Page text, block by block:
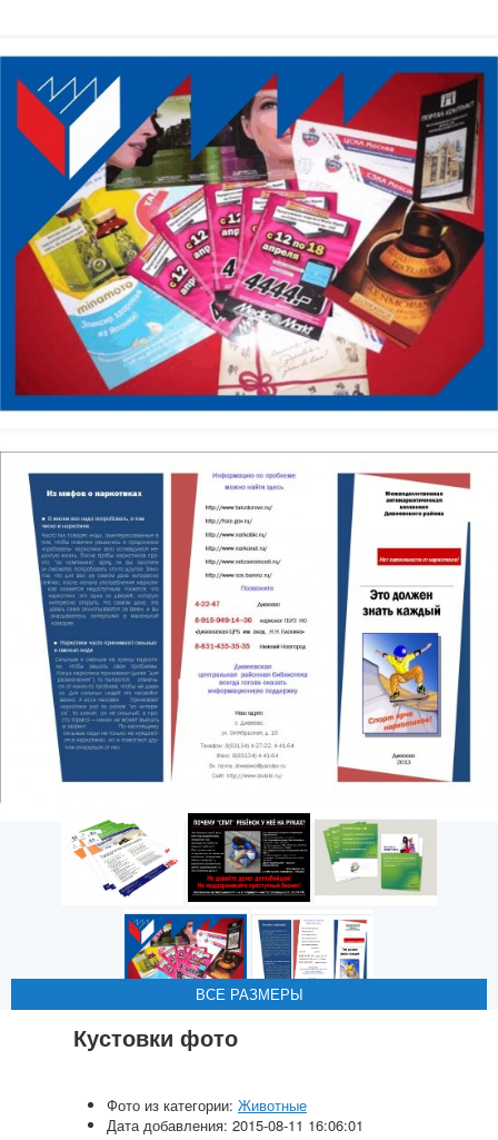
ВСЕ РАЗМЕРЫ
ВСЕ РАЗМЕРЫ
ВСЕ РАЗМЕРЫ
ВСЕ РАЗМЕРЫ
ВСЕ РАЗМЕРЫ
Кустовки фото
Фото из категории: Животные
Дата добавления: 2015-08-11 16:06:01